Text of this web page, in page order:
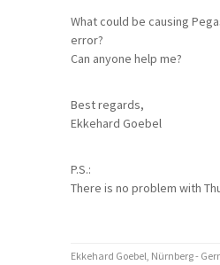
What could be causing
error?
Can anyone help me?
Best regards,
Ekkehard Goebel
P.S.:
There is no problem with
Ekkehard Goebel, Nürnberg -